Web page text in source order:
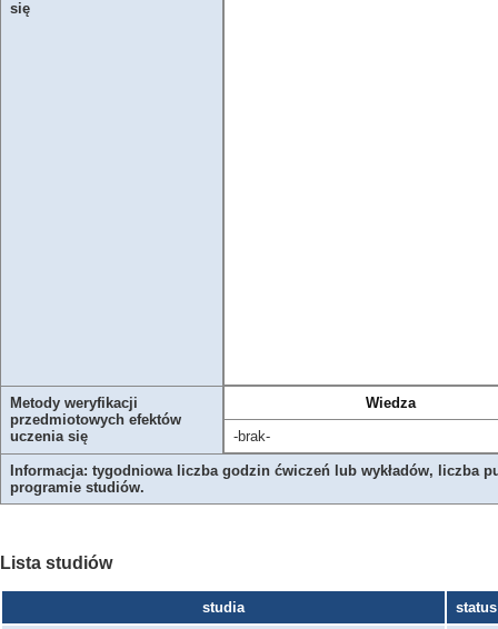
się
Metody weryfikacji
przedmiotowych efektów
uczenia się
Wiedza
-brak-
Informacja: tygodniowa liczba godzin ćwiczeń lub wykładów, liczba
programie studiów.
Lista studiów
studia status